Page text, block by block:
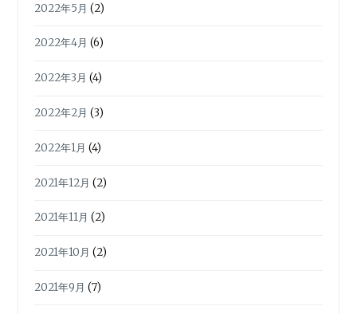
2022年5月 (2)
2022年4月 (6)
2022年3月 (4)
2022年2月 (3)
2022年1月 (4)
2021年12月 (2)
2021年11月 (2)
2021年10月 (2)
2021年9月 (7)